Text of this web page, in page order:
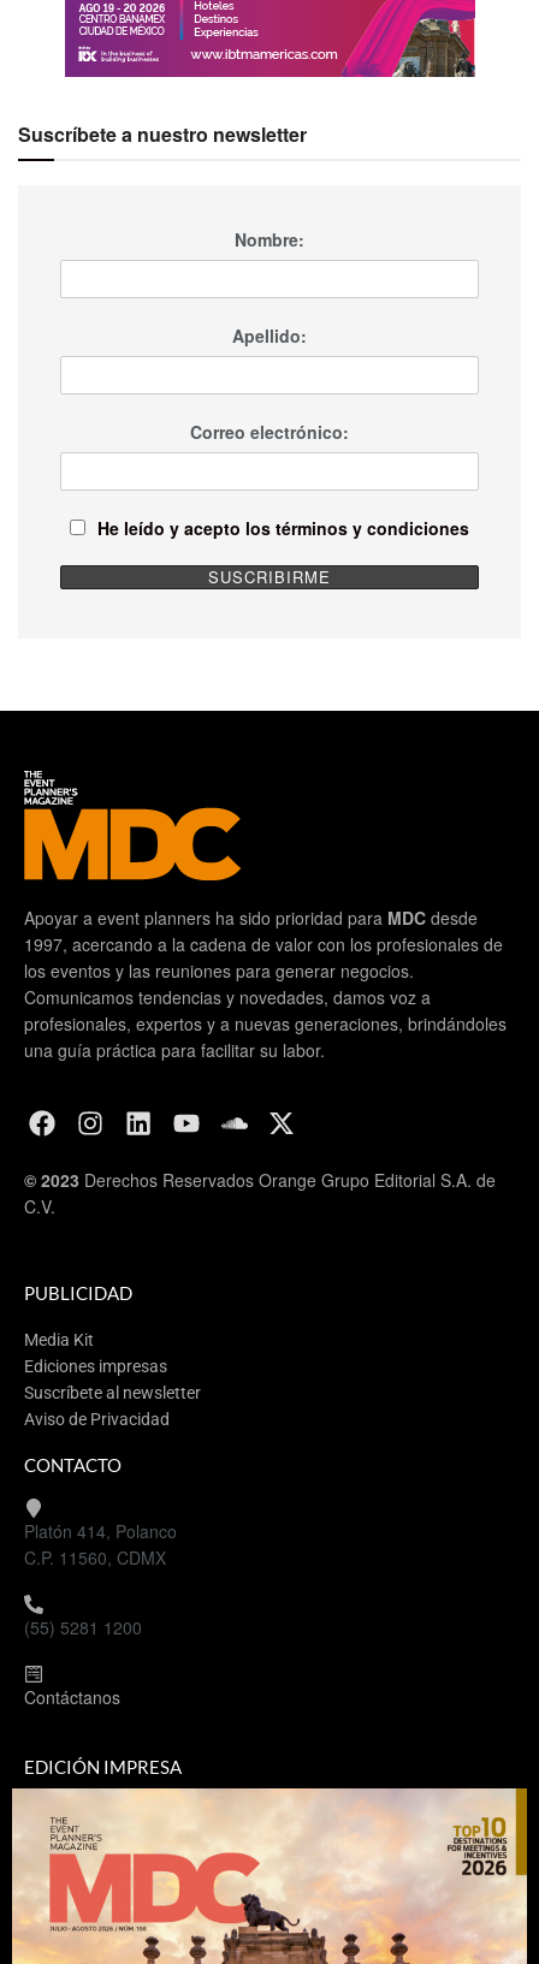
Suscríbete a nuestro newsletter
Nombre:
Apellido:
Correo electrónico:
He leído y acepto los términos y condiciones
Apoyar a event planners ha sido prioridad para MDC desde
1997, acercando a la cadena de valor con los profesionales de
los eventos y las reuniones para generar negocios.
Comunicamos tendencias y novedades, damos voz a
profesionales, expertos y a nuevas generaciones, brindándoles
una guía práctica para facilitar su labor.
© 2023 Derechos Reservados Orange Grupo Editorial S.A. de
C.V.
PUBLICIDAD
Media Kit
Ediciones impresas
Suscríbete al newsletter
Aviso de Privacidad
CONTACTO
Platón 414, Polanco
C.P. 11560, CDMX
(55) 5281 1200
Contáctanos
EDICIÓN IMPRESA